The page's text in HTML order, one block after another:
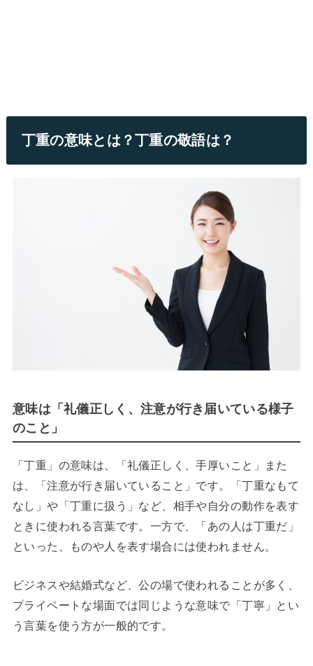
丁重の意味とは？丁重の敬語は？
意味は「礼儀正しく、注意が行き届いている様子
のこと」
「丁重」の意味は、「礼儀正しく、手厚いこと」また
は、「注意が行き届いていること」です。「丁重なもて
なし」や「丁重に扱う」など、相手や自分の動作を表す
ときに使われる言葉です。一方で、「あの人は丁重だ」
といった、ものや人を表す場合には使われません。
ビジネスや結婚式など、公の場で使われることが多く、
プライベートな場面では同じような意味で「丁寧」とい
う言葉を使う方が一般的です。